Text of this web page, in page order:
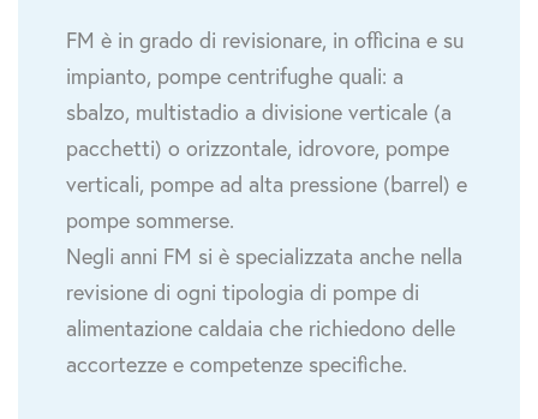
FM è in grado di revisionare, in officina e su
impianto, pompe centrifughe quali: a
sbalzo, multistadio a divisione verticale (a
pacchetti) o orizzontale, idrovore, pompe
verticali, pompe ad alta pressione (barrel) e
pompe sommerse.
Negli anni FM si è specializzata anche nella
revisione di ogni tipologia di pompe di
alimentazione caldaia che richiedono delle
accortezze e competenze specifiche.